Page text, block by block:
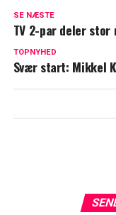
nyt om
været
SE NÆSTE
TV 2-par deler stor
TOPNYHED
Svær start: Mikkel